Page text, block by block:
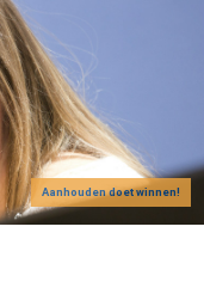
Aanhouden doet winnen!